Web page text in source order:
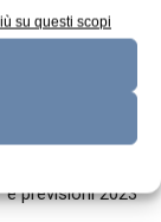
su questi scopi
Articolo successivo
bilancio 2022
e previsioni 2023